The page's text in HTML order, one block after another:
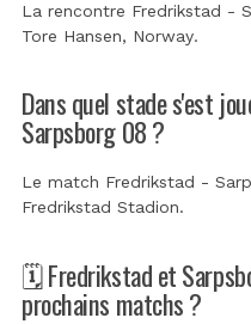
La rencontre Fredrikstad -
Tore Hansen, Norway.
Dans quel stade s'est
Sarpsborg 08 ?
Le match Fredrikstad -
Fredrikstad Stadion.
🗓️ Fredrikstad et
prochains matchs ?